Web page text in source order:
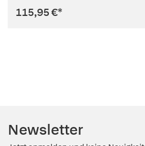
115,95 €*
Newsletter